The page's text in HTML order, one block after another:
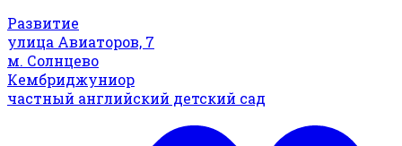
Развитие
улица Авиаторов, 7
м. Солнцево
Кембриджуниор
частный английский детский сад